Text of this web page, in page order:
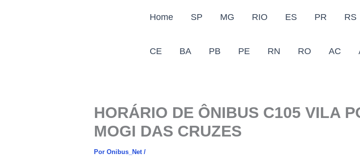
Home SP MG RIO ES PR RS
CE BA PB PE RN RO AC
HORÁRIO DE ÔNIBUS C105 VILA
MOGI DAS CRUZES
Por Onibus_Net /